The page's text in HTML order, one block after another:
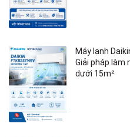
Máy lạnh
Giải pháp
dưới 15m²